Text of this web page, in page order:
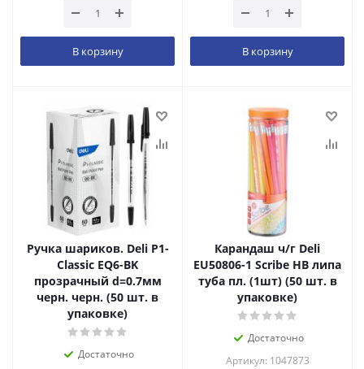
В корзину В корзину
Ручка шариков. Deli P1-
Classic EQ6-BK
прозрачный d=0.7мм
черн. черн. (50 шт. в
упаковке)
Достаточно
Карандаш ч/г Deli
EU50806-1 Scribe HB липа
туба пл. (1шт) (50 шт. в
упаковке)
Достаточно
Артикул: 1047873